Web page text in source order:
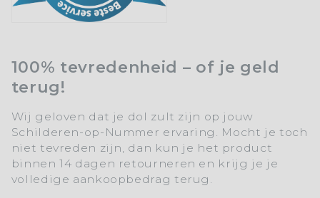
100% tevredenheid – of je geld
terug!
Wij geloven dat je dol zult zijn op jouw
Schilderen-op-Nummer ervaring. Mocht je toch
niet tevreden zijn, dan kun je het product
binnen 14 dagen retourneren en krijg je je
volledige aankoopbedrag terug.